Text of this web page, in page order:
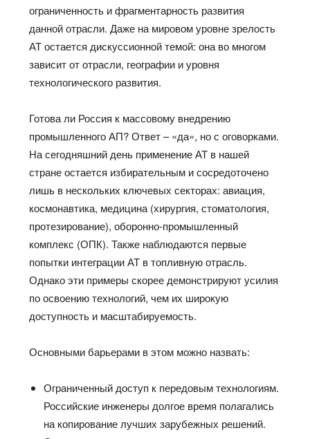
ограниченность и фрагментарность развития
данной отрасли. Даже на мировом уровне зрелость
АТ остается дискуссионной темой: она во многом
зависит от отрасли, географии и уровня
технологического развития.
Готова ли Россия к массовому внедрению
промышленного АП? Ответ – «да», но с оговорками.
На сегодняшний день применение АТ в нашей
стране остается избирательным и сосредоточено
лишь в нескольких ключевых секторах: авиация,
космонавтика, медицина (хирургия, стоматология,
протезирование), оборонно-промышленный
комплекс (ОПК). Также наблюдаются первые
попытки интеграции АТ в топливную отрасль.
Однако эти примеры скорее демонстрируют усилия
по освоению технологий, чем их широкую
доступность и масштабируемость.
Основными барьерами в этом можно назвать:
Ограниченный доступ к передовым технологиям.
Российские инженеры долгое время полагались
на копирование лучших зарубежных решений.